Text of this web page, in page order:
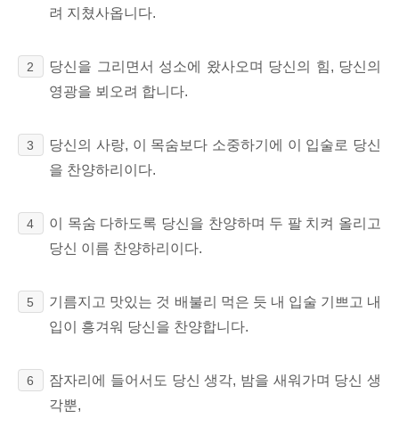
려 지쳤사옵니다.
2
당신을 그리면서 성소에 왔사오며 당신의 힘, 당신의
영광을 뵈오려 합니다.
3
당신의 사랑, 이 목숨보다 소중하기에 이 입술로 당신
을 찬양하리이다.
4
이 목숨 다하도록 당신을 찬양하며 두 팔 치켜 올리고
당신 이름 찬양하리이다.
5
기름지고 맛있는 것 배불리 먹은 듯 내 입술 기쁘고 내
입이 흥겨워 당신을 찬양합니다.
6
잠자리에 들어서도 당신 생각, 밤을 새워가며 당신 생
각뿐,